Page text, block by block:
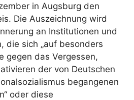
in Augsburg den
Die Auszeichnung wird
an Institutionen und
die sich „auf besonders
gegen das Vergessen,
der von Deutschen
begangenen
oder diese